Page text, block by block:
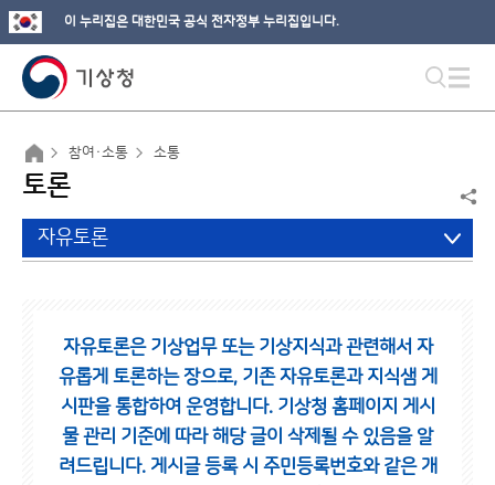
이 누리집은 대한민국 공식 전자정부 누리집입니다.
참여·소통 소통
토론
자유토론
자유토론은 기상업무 또는 기상지식과 관련해서 자
유롭게 토론하는 장으로, 기존 자유토론과 지식샘 게
시판을 통합하여 운영합니다. 기상청 홈페이지 게시
물 관리 기준에 따라 해당 글이 삭제될 수 있음을 알
려드립니다. 게시글 등록 시 주민등록번호와 같은 개